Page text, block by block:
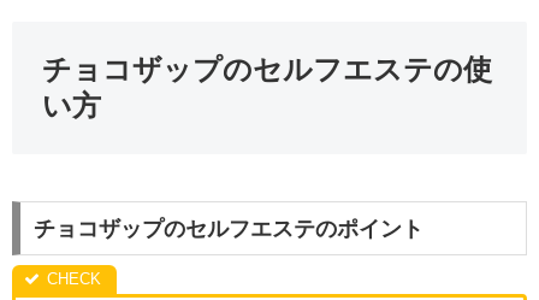
チョコザップのセルフエステの使
い方
チョコザップのセルフエステのポイント